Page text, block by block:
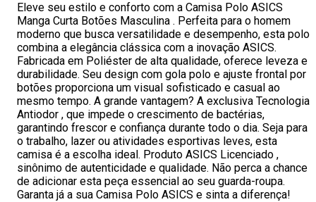
Eleve seu estilo e conforto com a Camisa Polo ASICS
Manga Curta Botões Masculina . Perfeita para o homem
moderno que busca versatilidade e desempenho, esta polo
combina a elegância clássica com a inovação ASICS.
Fabricada em Poliéster de alta qualidade, oferece leveza e
durabilidade. Seu design com gola polo e ajuste frontal por
botões proporciona um visual sofisticado e casual ao
mesmo tempo. A grande vantagem? A exclusiva Tecnologia
Antiodor , que impede o crescimento de bactérias,
garantindo frescor e confiança durante todo o dia. Seja para
o trabalho, lazer ou atividades esportivas leves, esta
camisa é a escolha ideal. Produto ASICS Licenciado ,
sinônimo de autenticidade e qualidade. Não perca a chance
de adicionar esta peça essencial ao seu guarda-roupa.
Garanta já a sua Camisa Polo ASICS e sinta a diferença!